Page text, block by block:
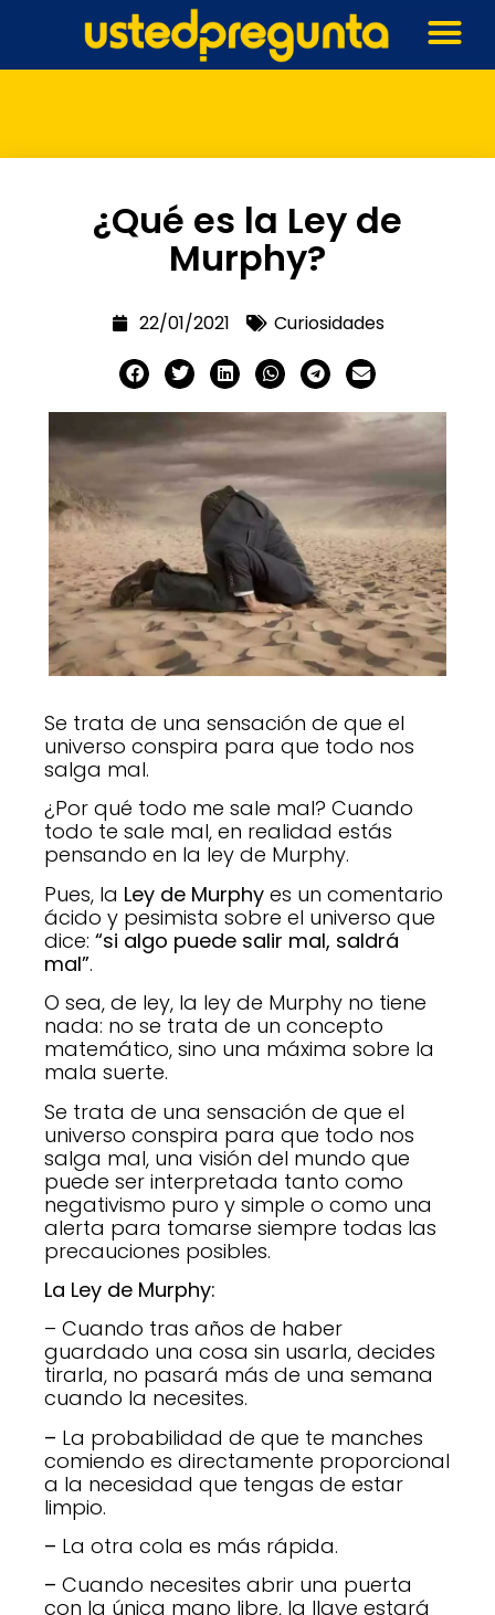
¿Qué es la Ley de
Murphy?
22/01/2021 Curiosidades
Se trata de una sensación de que el
universo conspira para que todo nos
salga mal.
¿Por qué todo me sale mal? Cuando
todo te sale mal, en realidad estás
pensando en la ley de Murphy.
Pues, la Ley de Murphy es un comentario
ácido y pesimista sobre el universo que
dice: “si algo puede salir mal, saldrá
mal”.
O sea, de ley, la ley de Murphy no tiene
nada: no se trata de un concepto
matemático, sino una máxima sobre la
mala suerte.
Se trata de una sensación de que el
universo conspira para que todo nos
salga mal, una visión del mundo que
puede ser interpretada tanto como
negativismo puro y simple o como una
alerta para tomarse siempre todas las
precauciones posibles.
La Ley de Murphy:
– Cuando tras años de haber
guardado una cosa sin usarla, decides
tirarla, no pasará más de una semana
cuando la necesites.
– La probabilidad de que te manches
comiendo es directamente proporcional
a la necesidad que tengas de estar
limpio.
– La otra cola es más rápida.
– Cuando necesites abrir una puerta
con la única mano libre, la llave estará